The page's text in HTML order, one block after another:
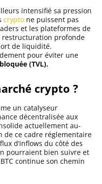
intensifié sa pression
crypto ne puissent pas
et les plateformes de
restructuration profonde
de liquidité.
pour éviter une
(TVL).
crypto ?
un catalyseur
décentralisée aux
actuellement au-
de ce cadre réglementaire
d’inflows du côté des
pourraient bien suivre et
continue son chemin